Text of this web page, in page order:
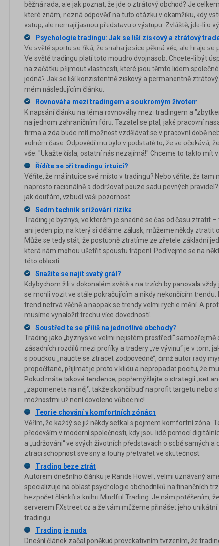
běžná rada, ale jak poznat, že jde o ztrátový obchod? Je
které znám, nezná odpověď na tuto otázku v okamžiku, kdy
vstup, ale nemají jasnou představu o výstupu. Zvláště, jde-li o
Psychologie tradingu: Jak se liší ziskový a ztrátový
Ve světě sportu se říká, že snaha je sice pěkná věc, ale hraje se
Ve světě tradingu platí toto moudro dvojnásob. Chcete-li být
na začátku přijmout vlastnosti, které jsou těmto lidem
jedná? Jak se liší konzistentně ziskový a permanentně
mém následujícím článku.
Rovnováha mezi tradingem a soukromým životem
K napsání článku na téma rovnováhy mezi tradingem a
na jednom zahraničním fóru. Tazatel se ptal, jaké pracovní
firma a zda bude mít možnost vzdělávat se v pracovní době
volném čase. Odpovědí mu bylo v podstatě to, že se očekává,
vše. "Ukažte čísla, ostatní nás nezajímá!" Chceme to takto mít
Řídíte se při tradingu intuicí?
Věříte, že má intuice své místo v tradingu? Nebo věříte, že tam
naprosto racionálně a dodržovat pouze sadu pevných
jak doufám, vzbudí vaši pozornost.
Sedm technik snižování rizika
Trading je byznys, ve kterém je snadné se čas od času ztratit
ani jeden pip, na který si děláme zálusk, můžeme někdy ztratit
Může se tedy stát, že postupně ztratíme ze zřetele základní
která nám mohou ušetřit spoustu trápení. Podívejme se na
této oblasti.
Snažíte se najít svatý grál?
Kdybychom žili v dokonalém světě a na trzích by panovala
se mohli vozit ve stále pokračujícím a nikdy nekončícím trendu.
trend netrvá věčně a naopak se trendy velmi rychle mění. A
musíme vynaložit trochu více dovedností.
Soustředíte se příliš na jednotlivé obchody?
Trading jako „byznys ve velmi nejistém prostředí“
zásadních rozdílů mezi profíky a tradery „ve vývinu“ je v tom,
s poučkou „naučte se ztrácet zodpovědně“, čímž autor rady
propočítané, přijímat je proto v klidu a nepropadat pocitu, že
Pokud máte takové tendence, popřemýšlejte o strategii „set
„zapomenete na něj“, takže skončí buď na profit targetu nebo
možnostmi už není dovoleno vůbec nic!
Teorie chování v komfortních zónách
Věřím, že každý se již někdy setkal s pojmem komfortní zóna.
především v moderní společnosti, kdy jsou lidé pomocí
a „udržováni“ ve svých životních představách o sobě samých a
ztrácí schopnost své sny a touhy přetvářet ve skutečnost.
Trading beze ztrát
Autorem dnešního článku je Rande Howell, velmi uznávaný
specializuje na oblast psychologie obchodníků na finančních
bezpočet článků a knihu Mindful Trading. Je nám potěšením,
serverem FXstreet.cz a že vám můžeme přinášet jeho
tradingu.
Trading je nuda
Dnešní článek začal poněkud provokativním tvrzením, že